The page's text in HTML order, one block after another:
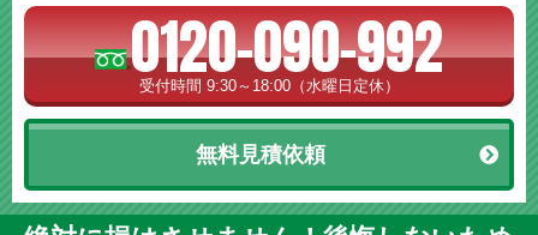
0120-090-992
受付時間 9:30～18:00（水曜日定休）
無料見積依頼